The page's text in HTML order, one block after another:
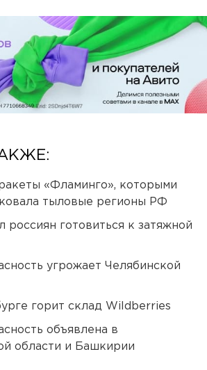
«Фламинго», которыми
тыловые регионы РФ
россиян готовиться к затяжной
угрожает Челябинской
горит склад Wildberries
объявлена в
области и Башкирии